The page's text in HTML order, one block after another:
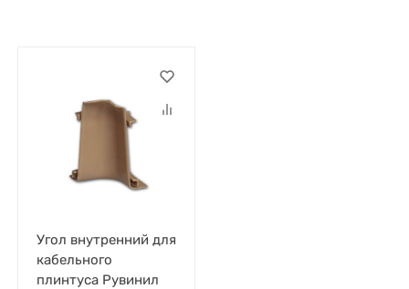
Угол внутренний для
кабельного
плинтуса Рувинил